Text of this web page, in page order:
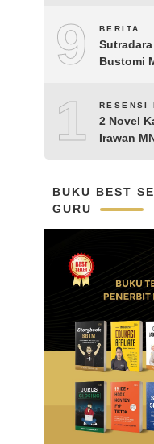
9 BERITA
Bustomi
KH.
Aguk
10RESENSI
2 Novel
Irawan
BUKU BEST
GURU